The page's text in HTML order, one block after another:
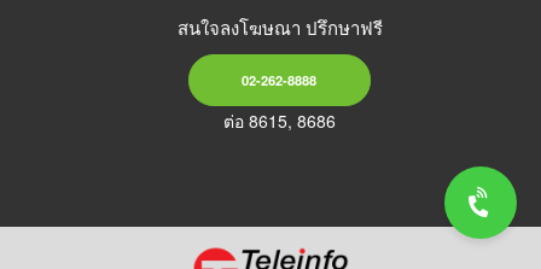
สนใจลงโฆษณา ปรึกษาฟรี
02-262-8888
ต่อ 8615, 8686